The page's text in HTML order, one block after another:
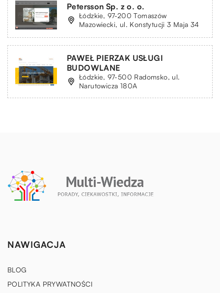
Petersson Sp. z o. o.
Łódzkie, 97-200 Tomaszów
Mazowiecki, ul. Konstytucji 3 Maja 34
PAWEŁ PIERZAK USŁUGI
BUDOWLANE
Łódzkie, 97-500 Radomsko, ul.
Narutowicza 180A
NAWIGACJA
BLOG
POLITYKA PRYWATNOŚCI